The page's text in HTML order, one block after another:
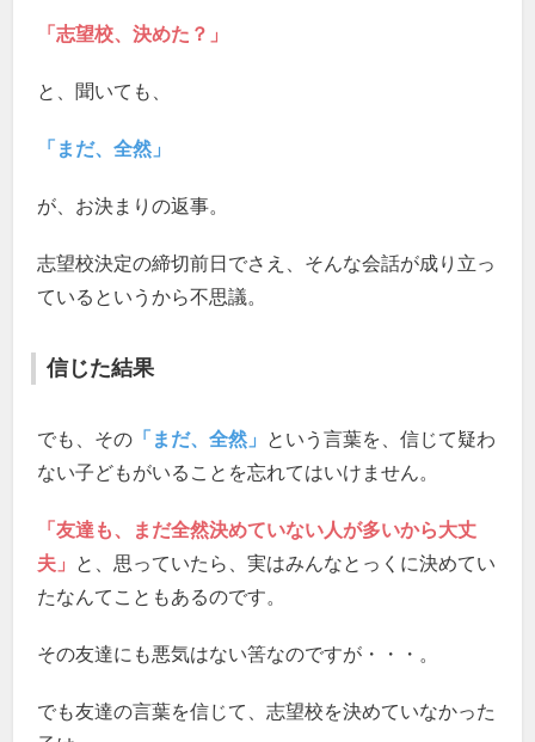
「志望校、決めた？」
と、聞いても、
「まだ、全然」
が、お決まりの返事。
志望校決定の締切前日でさえ、そんな会話が成り立っ
ているというから不思議。
信じた結果
でも、その 「まだ、全然」
という言葉を、信じて疑わ
ない子どもがいることを忘れてはいけません。
「友達も、まだ全然決めていない人が多いから大丈
夫」
と、思っていたら、実はみんなとっくに決めてい
たなんてこともあるのです。
その友達にも悪気はない筈なのですが・・・。
でも友達の言葉を信じて、志望校を決めていなかった